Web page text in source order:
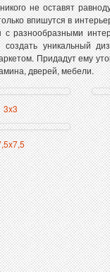
не оставят
впишутся в
разнообразными
создать уникальный
Придадут ему
дверей, мебели.
3x3